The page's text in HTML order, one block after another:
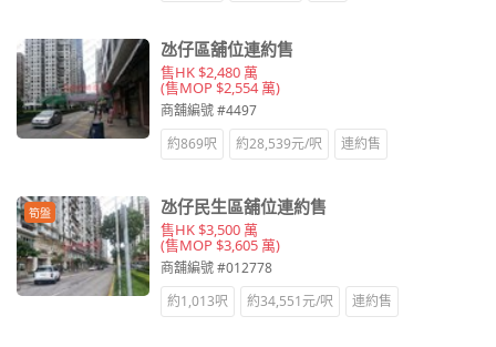
氹仔區舖位連約售
售HK $2,480 萬
(售MOP $2,554 萬)
商舖編號 #4497
約869呎
約28,539元/呎 連約售
筍盤 氹仔民生區舖位連約售
售HK $3,500 萬
(售MOP $3,605 萬)
商舖編號 #012778
約1,013呎
約34,551元/呎 連約售